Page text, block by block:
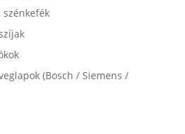
szénkefék
(Bosch / Siemens /